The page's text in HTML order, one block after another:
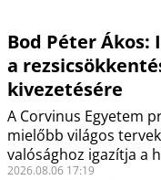
Bod Péter Ákos:
a
kivezetésére
A Corvinus Egyetem
mielőbb világos
valósághoz igazítja a
2026.08.06 17:19